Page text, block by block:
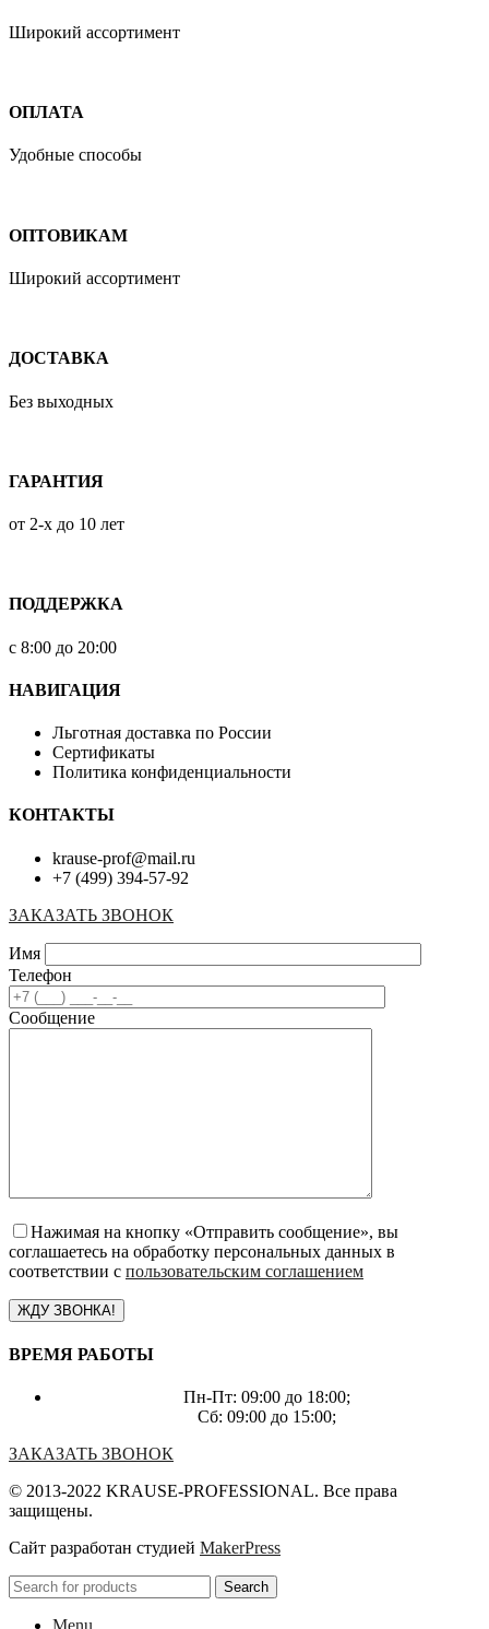
Широкий ассортимент
ОПЛАТА
Удобные способы
ОПТОВИКАМ
Широкий ассортимент
ДОСТАВКА
Без выходных
ГАРАНТИЯ
от 2-х до 10 лет
ПОДДЕРЖКА
с 8:00 до 20:00
НАВИГАЦИЯ
Льготная доставка по России
Сертификаты
Политика конфиденциальности
КОНТАКТЫ
krause-prof@mail.ru
+7 (499) 394-57-92
ЗАКАЗАТЬ ЗВОНОК
Имя
Телефон
Сообщение
Нажимая на кнопку «Отправить сообщение», вы
соглашаетесь на обработку персональных данных в
соответствии с пользовательским соглашением
ВРЕМЯ РАБОТЫ
Пн-Пт: 09:00 до 18:00;
Сб: 09:00 до 15:00;
ЗАКАЗАТЬ ЗВОНОК
© 2013-2022 KRAUSE-PROFESSIONAL. Все права
защищены.
Сайт разработан студией MakerPress
Search